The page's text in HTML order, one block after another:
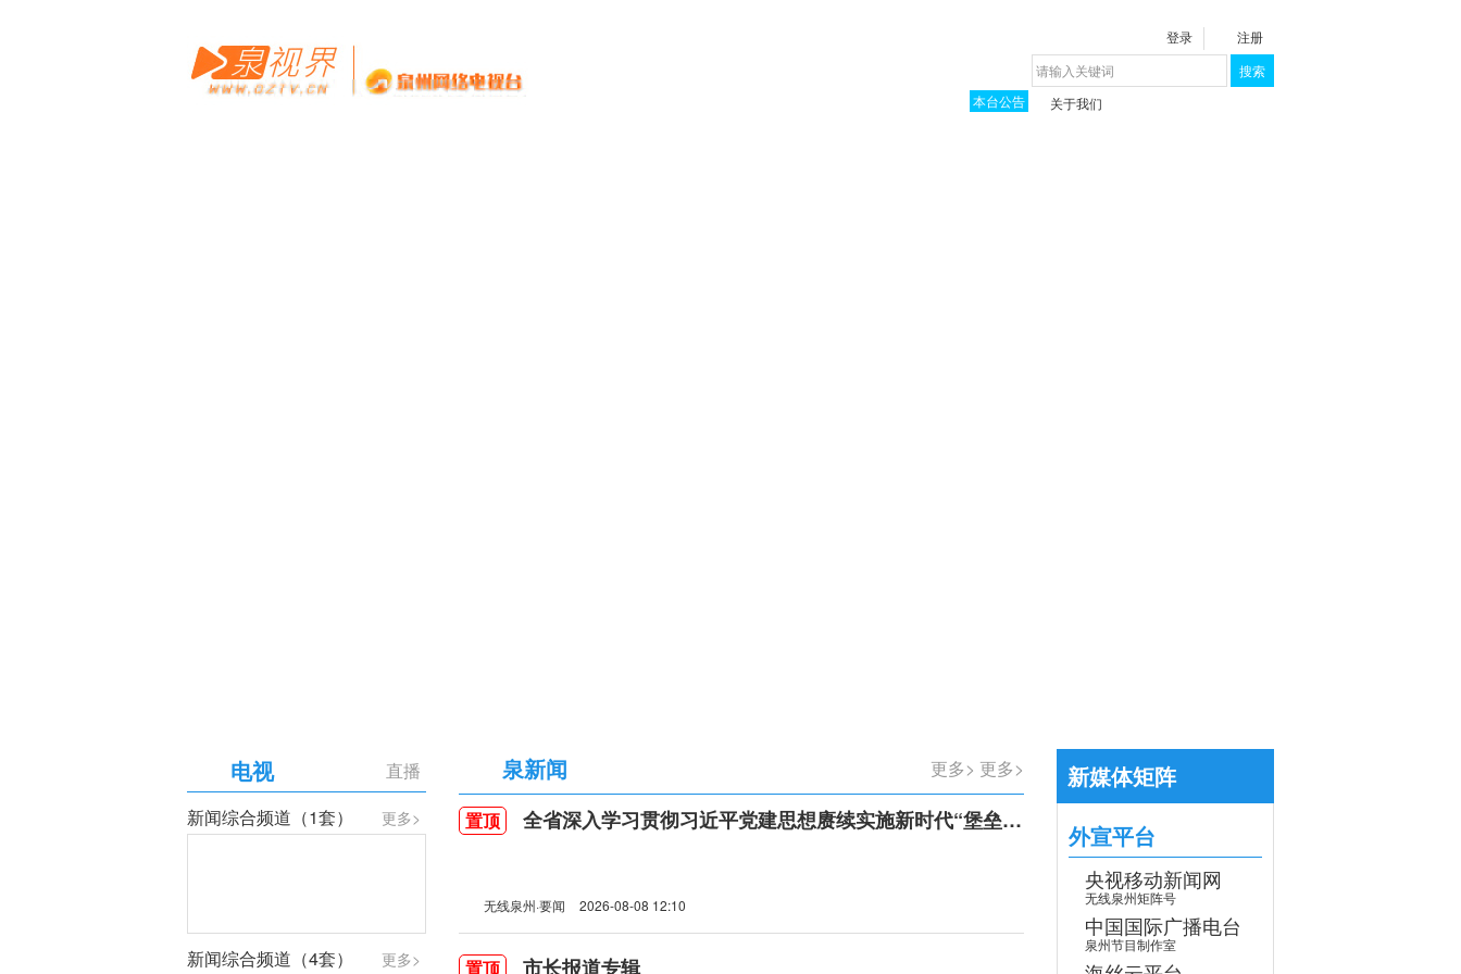
登录
注册
搜索
本台公告
关于我们
直播
电视
更多>
新闻综合频道（1套）
更多>
新闻综合频道（4套）
更多> 更多>
泉新闻
置顶 全省深入学习贯彻习近平党建思想赓续实施新时代“堡垒工程”推进会召开
无线泉州·要闻 2026-08-08 12:10
置顶 市长报道专辑
新媒体矩阵
外宣平台
央视移动新闻网
无线泉州矩阵号
中国国际广播电台
泉州节目制作室